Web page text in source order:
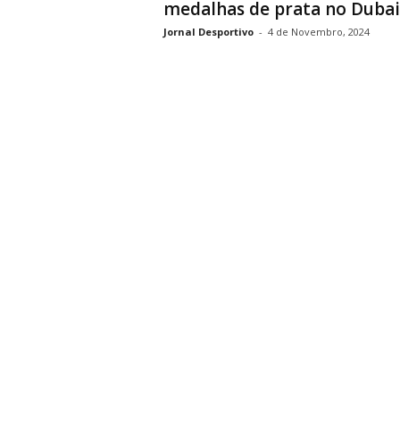
medalhas de prata no Dubai
Jornal Desportivo - 4 de Novembro, 2024